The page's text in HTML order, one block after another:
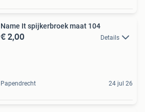
Name It spijkerbroek maat 104
€ 2,00 Details
Papendrecht 24 jul 26